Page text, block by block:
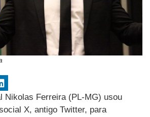
Nikolas Ferreira (PL-MG) usou
X, antigo Twitter, para